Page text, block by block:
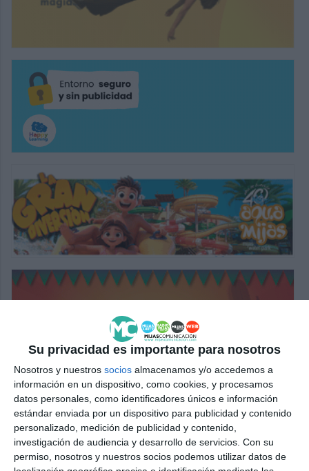
Su privacidad es importante para nosotros
Nosotros y nuestros socios almacenamos y/o accedemos a
información en un dispositivo, como cookies, y procesamos
datos personales, como identificadores únicos e información
estándar enviada por un dispositivo para publicidad y contenido
personalizado, medición de publicidad y contenido,
investigación de audiencia y desarrollo de servicios. Con su
permiso, nosotros y nuestros socios podemos utilizar datos de